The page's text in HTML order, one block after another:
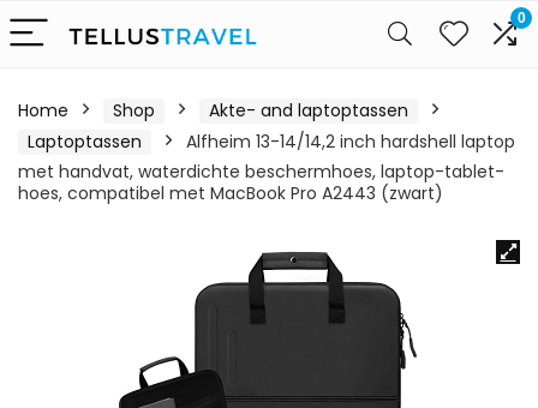
0
Home Shop
Akte- and laptoptassen
Laptoptassen
Alfheim 13-14/14,2 inch hardshell laptop
met handvat, waterdichte beschermhoes, laptop-tablet-
hoes, compatibel met MacBook Pro A2443 (zwart)